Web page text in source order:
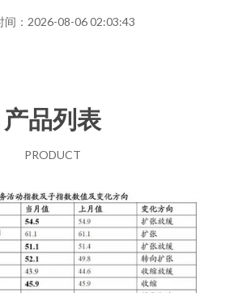
间：2026-08-06 02:03:43
产品列表
PRODUCT